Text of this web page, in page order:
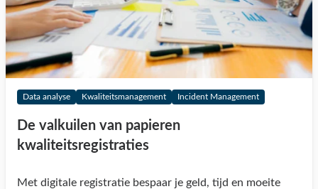
Data analyse Kwaliteitsmanagement Incident Management
De valkuilen van papieren
kwaliteitsregistraties
Met digitale registratie bespaar je geld, tijd en moeite